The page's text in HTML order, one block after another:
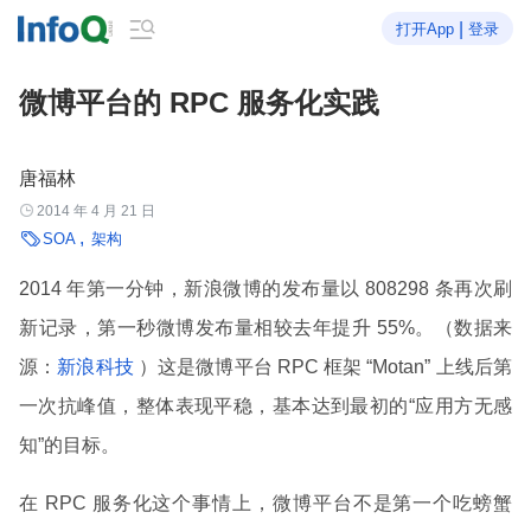
 打开App 登录
微博平台的 RPC 服务化实践
唐福林
 2014 年 4 月 21 日
SOA 架构
2014 年第一分钟，新浪微博的发布量以 808298 条再次刷
新记录，第一秒微博发布量相较去年提升 55%。（数据来
源： 新浪科技 ）这是微博平台 RPC 框架 “Motan” 上线后第
一次抗峰值，整体表现平稳，基本达到最初的“应用方无感
知”的目标。
在 RPC 服务化这个事情上，微博平台不是第一个吃螃蟹